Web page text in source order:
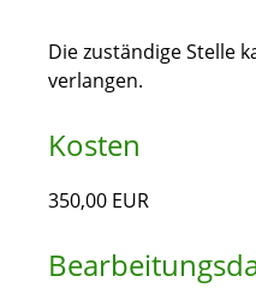
Die zuständige Stelle
verlangen.
Kosten
350,00 EUR